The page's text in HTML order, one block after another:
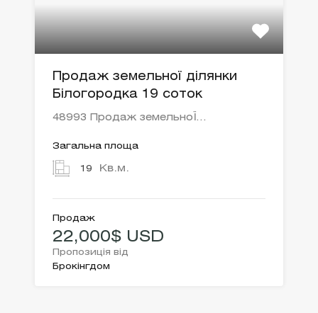
Продаж земельної ділянки
Білогородка 19 соток
48993 Продаж земельноЇ…
Загальна площа
19 Кв.м.
Продаж
22,000$ USD
Пропозиція від
Брокінгдом